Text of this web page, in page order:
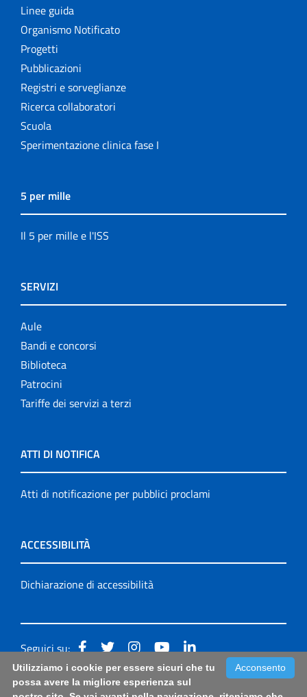
Linee guida
Organismo Notificato
Progetti
Pubblicazioni
Registri e sorveglianze
Ricerca collaboratori
Scuola
Sperimentazione clinica fase I
5 per mille
Il 5 per mille e l'ISS
SERVIZI
Aule
Bandi e concorsi
Biblioteca
Patrocini
Tariffe dei servizi a terzi
ATTI DI NOTIFICA
Atti di notificazione per pubblici proclami
ACCESSIBILITÀ
Dichiarazione di accessibilità
Seguici su:
Accessibilità: form di segnalazione di prima istanza per
Acconsento
Utilizziamo i cookie per essere sicuri che tu
possa avere la migliore esperienza sul